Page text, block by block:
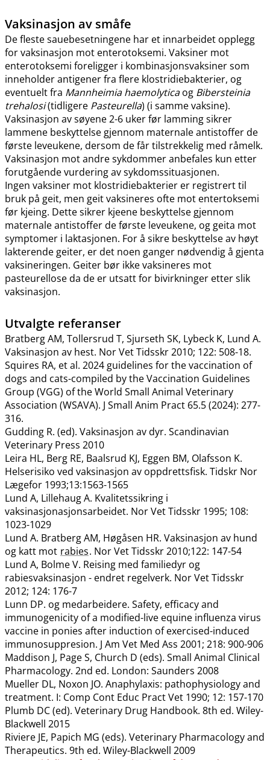
Vaksinasjon av småfe
De fleste sauebesetningene har et innarbeidet opplegg
for vaksinasjon mot enterotoksemi. Vaksiner mot
enterotoksemi foreligger i kombinasjonsvaksiner som
inneholder antigener fra flere klostridiebakterier, og
eventuelt fra Mannheimia haemolyticaog Bibersteinia
trehalosi(tidligere Pasteurella) (i samme vaksine).
Vaksinasjon av søyene 2-6 uker før lamming sikrer
lammene beskyttelse gjennom maternale antistoffer de
første leveukene, dersom de får tilstrekkelig med råmelk.
Vaksinasjon mot andre sykdommer anbefales kun etter
forutgående vurdering av sykdomssituasjonen.
Ingen vaksiner mot klostridiebakterier er registrert til
bruk på geit, men geit vaksineres ofte mot entertoksemi
før kjeing. Dette sikrer kjeene beskyttelse gjennom
maternale antistoffer de første leveukene, og geita mot
symptomer i laktasjonen. For å sikre beskyttelse av høyt
lakterende geiter, er det noen ganger nødvendig å gjenta
vaksineringen. Geiter bør ikke vaksineres mot
pasteurellose da de er utsatt for bivirkninger etter slik
vaksinasjon.
Utvalgte referanser
Bratberg AM, Tollersrud T, Sjurseth SK, Lybeck K, Lund A.
Vaksinasjon av hest. Nor Vet Tidsskr 2010; 122: 508-18.
Squires RA, et al. 2024 guidelines for the vaccination of
dogs and cats-compiled by the Vaccination Guidelines
Group (VGG) of the World Small Animal Veterinary
Association (WSAVA). J Small Anim Pract 65.5 (2024): 277-
316.
Gudding R. (ed). Vaksinasjon av dyr. Scandinavian
Veterinary Press 2010
Leira HL, Berg RE, Baalsrud KJ, Eggen BM, Olafsson K.
Helserisiko ved vaksinasjon av oppdrettsfisk. Tidskr Nor
Lægefor 1993;13:1563-1565
Lund A, Lillehaug A. Kvalitetssikring i
vaksinasjonasjonsarbeidet. Nor Vet Tidsskr 1995; 108:
1023-1029
Lund A. Bratberg AM, Høgåsen HR. Vaksinasjon av hund
og katt mot rabies. Nor Vet Tidsskr 2010;122: 147-54
Lund A, Bolme V. Reising med familiedyr og
rabiesvaksinasjon - endret regelverk. Nor Vet Tidsskr
2012; 124: 176-7
Lunn DP. og medarbeidere. Safety, efficacy and
immunogenicity of a modified-live equine influenza virus
vaccine in ponies after induction of exercised-induced
immunosuppresion. J Am Vet Med Ass 2001; 218: 900-906
Maddison J, Page S, Church D (eds). Small Animal Clinical
Pharmacology. 2nd ed. London: Saunders 2008
Mueller DL, Noxon JO. Anaphylaxis: pathophysiology and
treatment. I: Comp Cont Educ Pract Vet 1990; 12: 157-170
Plumb DC (ed). Veterinary Drug Handbook. 8th ed. Wiley-
Blackwell 2015
Riviere JE, Papich MG (eds). Veterinary Pharmacology and
Therapeutics. 9th ed. Wiley-Blackwell 2009